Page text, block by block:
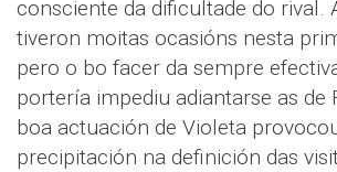
consciente da dificultade do rival.
tiveron moitas ocasións nesta
pero o bo facer da sempre
portería impediu adiantarse as de
boa actuación de Violeta
precipitación na definición das